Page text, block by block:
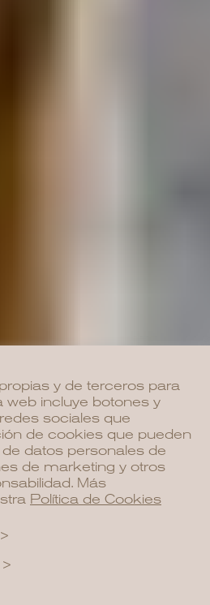
y de terceros para
web incluye botones y
sociales que
de cookies que pueden
datos personales de
de marketing y otros
Más
Política de Cookies